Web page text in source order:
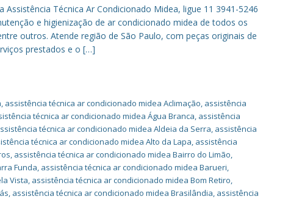
Assistência Técnica Ar Condicionado Midea, ligue 11 3941-5246
e higienização de ar condicionado midea de todos os
outros. Atende região de São Paulo, com peças originais de
prestados e o […]
, assistência técnica ar condicionado midea Aclimação, assistência
técnica ar condicionado midea Água Branca, assistência
técnica ar condicionado midea Aldeia da Serra, assistência
técnica ar condicionado midea Alto da Lapa, assistência
, assistência técnica ar condicionado midea Bairro do Limão,
Funda, assistência técnica ar condicionado midea Barueri,
Vista, assistência técnica ar condicionado midea Bom Retiro,
, assistência técnica ar condicionado midea Brasilândia, assistência